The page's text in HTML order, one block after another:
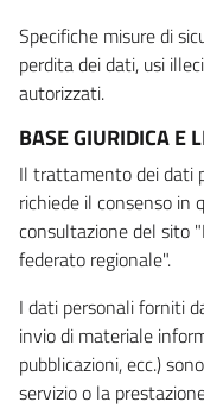
Specifiche misure di
perdita dei dati, usi
autorizzati.
BASE GIURIDICA E
Il trattamento dei dati
richiede il consenso in
consultazione del sito
federato regionale".
I dati personali forniti
invio di materiale
pubblicazioni, ecc.)
servizio o la